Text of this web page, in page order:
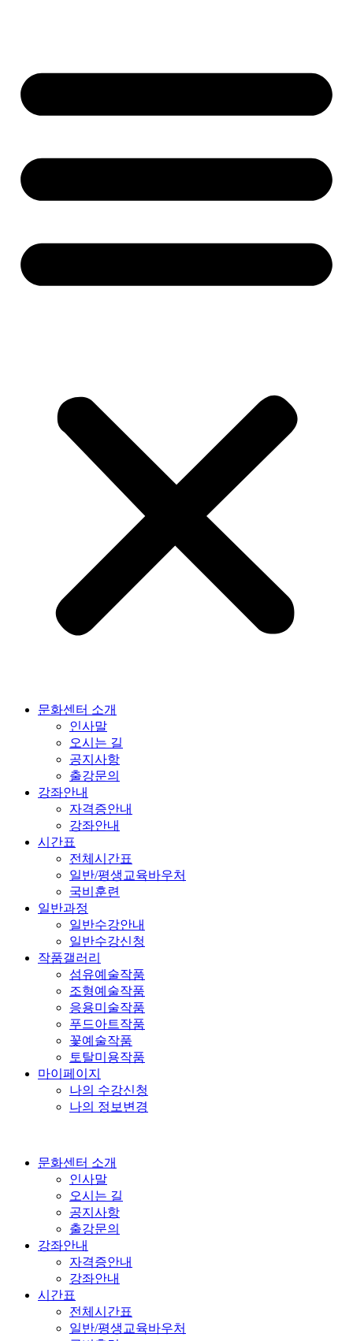
문화센터 소개
인사말
오시는 길
공지사항
출강문의
강좌안내
자격증안내
강좌안내
시간표
전체시간표
일반/평생교육바우처
국비훈련
일반과정
일반수강안내
일반수강신청
작품갤러리
섬유예술작품
조형예술작품
응용미술작품
푸드아트작품
꽃예술작품
토탈미용작품
마이페이지
나의 수강신청
나의 정보변경
문화센터 소개
인사말
오시는 길
공지사항
출강문의
강좌안내
자격증안내
강좌안내
시간표
전체시간표
일반/평생교육바우처